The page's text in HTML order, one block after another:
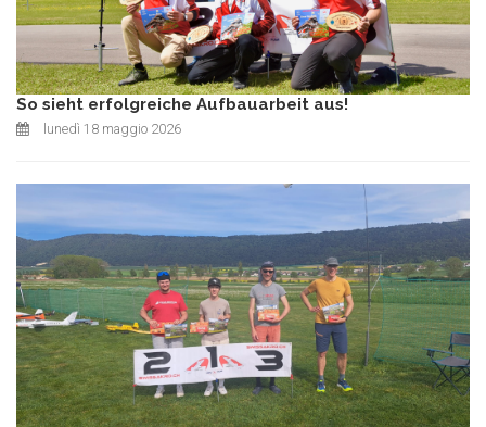
So sieht erfolgreiche Aufbauarbeit aus!
lunedì 18 maggio 2026